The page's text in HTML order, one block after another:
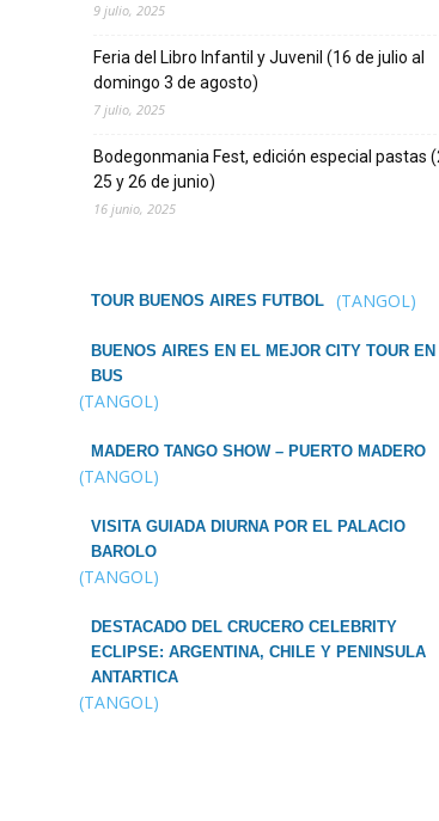
9 julio, 2025
Feria del Libro Infantil y Juvenil (16 de julio al
domingo 3 de agosto)
7 julio, 2025
Bodegonmania Fest, edición especial pastas
25 y 26 de junio)
16 junio, 2025
TOUR BUENOS AIRES FUTBOL (TANGOL)
BUENOS AIRES EN EL MEJOR CITY TOUR EN
BUS
(TANGOL)
MADERO TANGO SHOW – PUERTO MADERO
(TANGOL)
VISITA GUIADA DIURNA POR EL PALACIO
BAROLO
(TANGOL)
DESTACADO DEL CRUCERO CELEBRITY
ECLIPSE: ARGENTINA, CHILE Y PENINSULA
ANTARTICA
(TANGOL)